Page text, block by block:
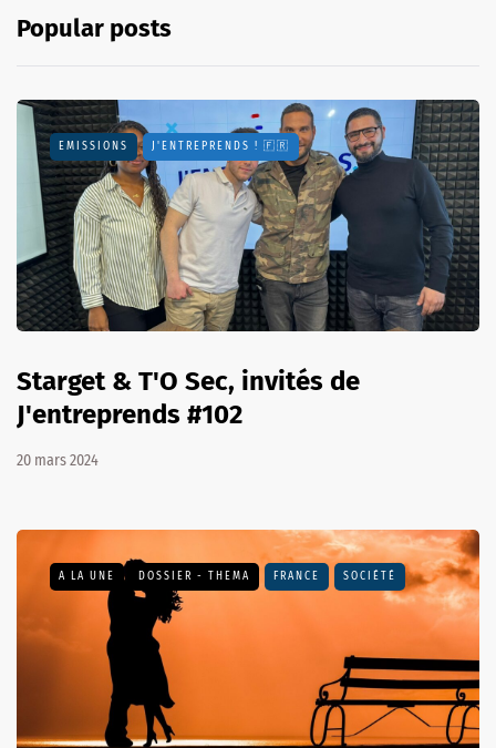
Popular posts
EMISSIONS J'ENTREPRENDS ! 🇫🇷
Starget & T'O Sec, invités de
J'entreprends #102
20 mars 2024
A LA UNE DOSSIER - THEMA FRANCE SOCIÉTÉ